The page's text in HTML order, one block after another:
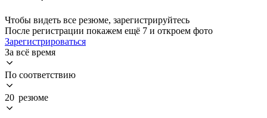
Чтобы видеть все резюме, зарегистрируйтесь
После регистрации покажем ещё 7 и откроем фото
Зарегистрироваться
За всё время
По соответствию
20 резюме